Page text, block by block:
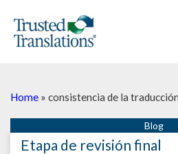
Home » consistencia de la traducción
Etapa de revisión final